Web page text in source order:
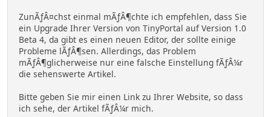
ZunÃƒÂ¤chst einmal mÃƒÂ¶chte ich empfehlen, dass Sie
ein Upgrade Ihrer Version von TinyPortal auf Version 1.0
Beta 4, da gibt es einen neuen Editor, der sollte einige
Probleme lÃƒÂ¶sen. Allerdings, das Problem
mÃƒÂ¶glicherweise nur eine falsche Einstellung fÃƒÂ¼r
die sehenswerte Artikel.
Bitte geben Sie mir einen Link zu Ihrer Website, so dass
ich sehe, der Artikel fÃƒÂ¼r mich.